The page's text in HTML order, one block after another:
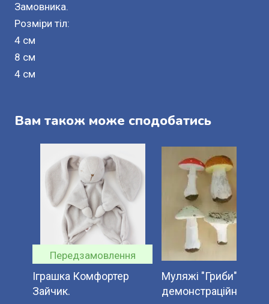
Замовника.
Розміри тіл:
4 см
8 см
4 см
Вам також може сподобатись
Передзамовлення
Іграшка Комфортер
Зайчик.
Муляжі "Гриби"
демонстраційний